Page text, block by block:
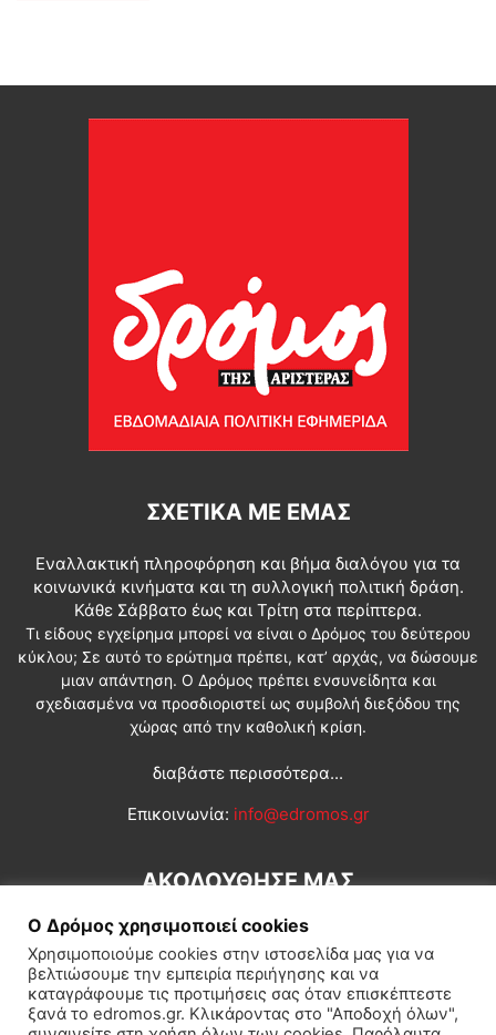
ΣΧΕΤΙΚΆ ΜΕ ΕΜΆΣ
Εναλλακτική πληροφόρηση και βήμα διαλόγου για τα
κοινωνικά κινήματα και τη συλλογική πολιτική δράση.
Κάθε Σάββατο έως και Τρίτη στα περίπτερα.
Τι είδους εγχείρημα μπορεί να είναι ο Δρόμος του δεύτερου
κύκλου; Σε αυτό το ερώτημα πρέπει, κατ’ αρχάς, να δώσουμε
μιαν απάντηση. Ο Δρόμος πρέπει ενσυνείδητα και
σχεδιασμένα να προσδιοριστεί ως συμβολή διεξόδου της
χώρας από την καθολική κρίση.
διαβάστε περισσότερα...
Επικοινωνία: info@edromos.gr
ΑΚΟΛΟΥΘΗΣΕ ΜΑΣ
Ο Δρόμος χρησιμοποιεί cookies
Χρησιμοποιούμε cookies στην ιστοσελίδα μας για να
βελτιώσουμε την εμπειρία περιήγησης και να
καταγράφουμε τις προτιμήσεις σας όταν επισκέπτεστε
ξανά το edromos.gr. Κλικάροντας στο "Αποδοχή όλων",